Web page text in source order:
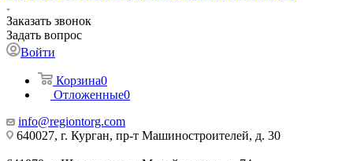
Заказать звонок
Задать вопрос
Войти
Корзина0
Отложенные0
info@regiontorg.com
640027, г. Курган, пр-т Машиностроителей, д. 30